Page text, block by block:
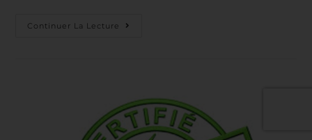
Continuer La Lecture